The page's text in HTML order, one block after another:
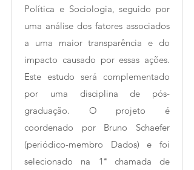
Política e Sociologia, seguido por
uma análise dos fatores associados
a uma maior transparência e do
impacto causado por essas ações.
Este estudo será complementado
por uma disciplina de pós-
graduação. O projeto é
coordenado por Bruno Schaefer
(periódico-membro Dados) e foi
selecionado na 1ª chamada de